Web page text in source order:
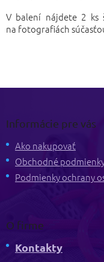
V balení nájdete 2 ks
na fotografiách
Informácie pre vás
Ako nakupovať
Obchodné
Podmienky ochrany
O firme
Kontakty